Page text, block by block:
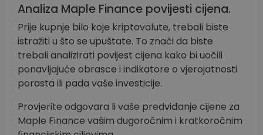
Analiza Maple Finance povijesti cijena.
Prije kupnje bilo koje kriptovalute, trebali biste
istražiti u što se upuštate. To znači da biste
trebali analizirati povijest cijena kako bi uočili
ponavljajuće obrasce i indikatore o vjerojatnosti
porasta ili pada vaše investicije.
Provjerite odgovara li vaše predviđanje cijene za
Maple Finance vašim dugoročnim i kratkoročnim